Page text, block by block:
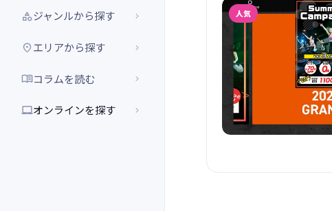
ジャンルから探す 
エリアから探す 
コラムを読む 
オンラインを探す 
人気